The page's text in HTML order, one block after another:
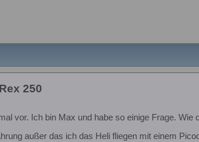
250
vor. Ich bin Max und habe so einige Frage.
außer das ich das Heli fliegen mit einem